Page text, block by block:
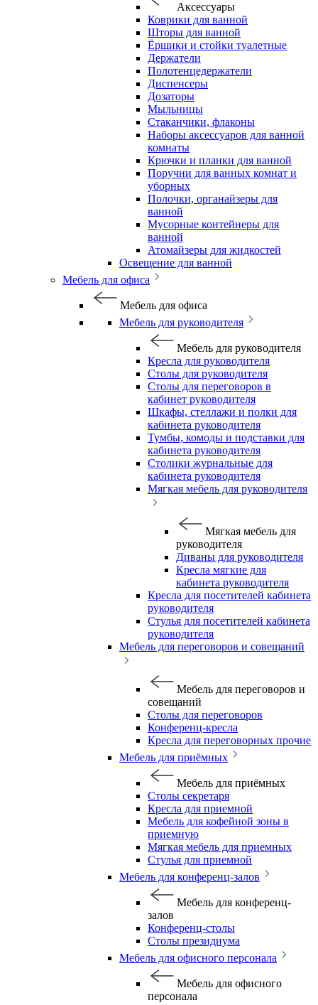
Аксессуары
Коврики для ванной
Шторы для ванной
Ёршики и стойки туалетные
Держатели
Полотенцедержатели
Диспенсеры
Дозаторы
Мыльницы
Стаканчики, флаконы
Наборы аксессуаров для ванной
комнаты
Крючки и планки для ванной
Поручни для ванных комнат и
уборных
Полочки, органайзеры для
ванной
Мусорные контейнеры для
ванной
Атомайзеры для жидкостей
Освещение для ванной
Мебель для офиса
Мебель для офиса
Мебель для руководителя
Мебель для руководителя
Кресла для руководителя
Столы для руководителя
Столы для переговоров в
кабинет руководителя
Шкафы, стеллажи и полки для
кабинета руководителя
Тумбы, комоды и подставки для
кабинета руководителя
Столики журнальные для
кабинета руководителя
Мягкая мебель для руководителя
Мягкая мебель для
руководителя
Диваны для руководителя
Кресла мягкие для
кабинета руководителя
Кресла для посетителей кабинета
руководителя
Стулья для посетителей кабинета
руководителя
Мебель для переговоров и совещаний
Мебель для переговоров и
совещаний
Столы для переговоров
Конференц-кресла
Кресла для переговорных прочие
Мебель для приёмных
Мебель для приёмных
Столы секретаря
Кресла для приемной
Мебель для кофейной зоны в
приемную
Мягкая мебель для приемных
Стулья для приемной
Мебель для конференц-залов
Мебель для конференц-
залов
Конференц-столы
Столы президиума
Мебель для офисного персонала
Мебель для офисного
персонала